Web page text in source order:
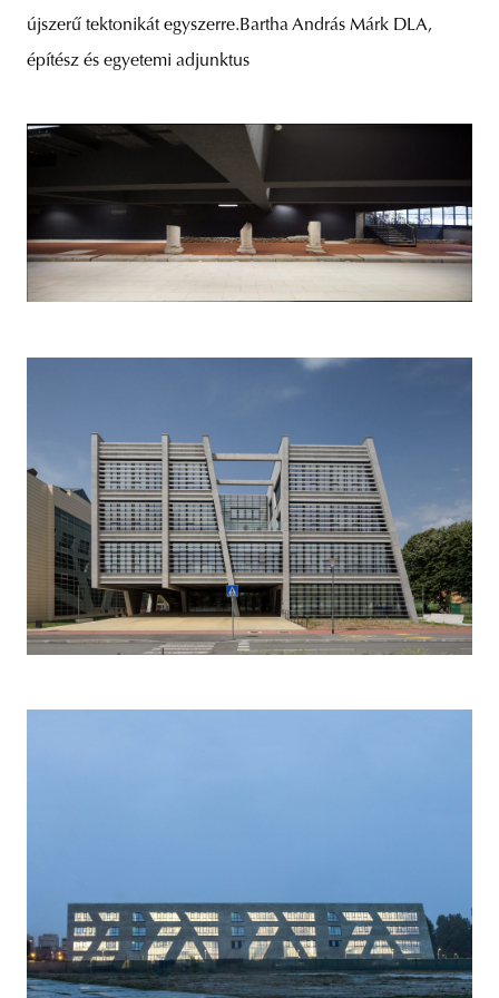
újszerű tektonikát egyszerre.Bartha András Márk DLA,
építész és egyetemi adjunktus